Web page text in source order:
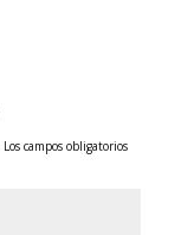
Los campos obligatorios